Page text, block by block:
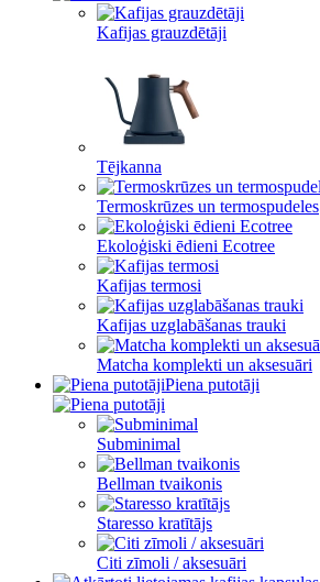
Kafijas grauzdētāji
Tējkanna
Termoskrūzes un termospudeles
Ekoloģiski ēdieni Ecotree
Kafijas termosi
Kafijas uzglabāšanas trauki
Matcha komplekti un aksesuāri
Piena putotāji
Subminimal
Bellman tvaikonis
Staresso kratītājs
Citi zīmoli / aksesuāri